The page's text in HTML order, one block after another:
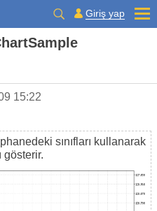
Giriş yap
15:22
sınıfları kullanarak